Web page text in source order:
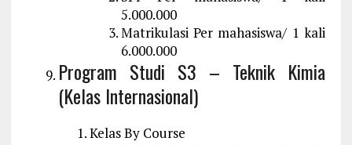
5.000.000
Matrikulasi Per mahasiswa/ 1 kali
6.000.000
Program Studi S3 – Teknik Kimia
(Kelas Internasional)
Kelas By Course